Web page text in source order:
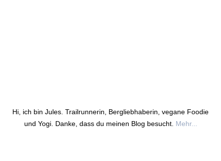
Hi, ich bin Jules. Trailrunnerin, Bergliebhaberin, vegane Foodie
und Yogi. Danke, dass du meinen Blog besucht. Mehr...